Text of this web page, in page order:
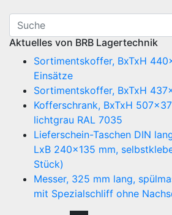
Aktuelles von BRB Lagertechnik
Sortimentskoffer, BxTxH
Einsätze
Sortimentskoffer, BxTxH
Kofferschrank, BxTxH
lichtgrau RAL 7035
Lieferschein-Taschen DIN
LxB 240×135 mm,
Stück)
Messer, 325 mm lang,
mit Spezialschliff ohne